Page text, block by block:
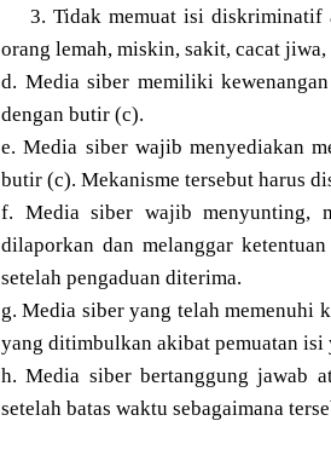
3. Tidak memuat isi diskriminatif
orang lemah, miskin, sakit, cacat jiwa,
d. Media siber memiliki
dengan butir (c).
e. Media siber wajib menyediakan
butir (c). Mekanisme tersebut harus
f. Media siber wajib menyunting,
dilaporkan dan melanggar
setelah pengaduan diterima.
g. Media siber yang telah memenuhi
yang ditimbulkan akibat pemuatan isi
h. Media siber bertanggung jawab
setelah batas waktu sebagaimana